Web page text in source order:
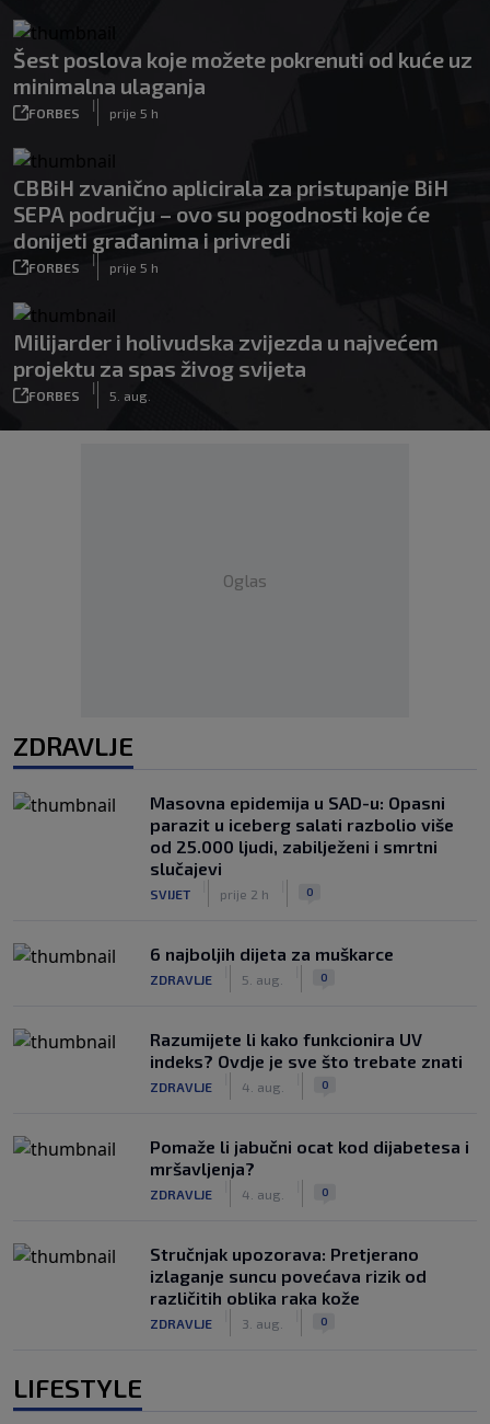
Šest poslova koje možete pokrenuti od kuće uz
minimalna ulaganja
FORBES
|
prije 5 h
CBBiH zvanično aplicirala za pristupanje BiH
SEPA području – ovo su pogodnosti koje će
donijeti građanima i privredi
FORBES
|
prije 5 h
Milijarder i holivudska zvijezda u najvećem
projektu za spas živog svijeta
FORBES
|
5. aug.
Oglas
ZDRAVLJE
Masovna epidemija u SAD-u: Opasni
parazit u iceberg salati razbolio više
od 25.000 ljudi, zabilježeni i smrtni
slučajevi
SVIJET prije 2 h 0
6 najboljih dijeta za muškarce
ZDRAVLJE 5. aug. 0
Razumijete li kako funkcionira UV
indeks? Ovdje je sve što trebate znati
ZDRAVLJE 4. aug. 0
Pomaže li jabučni ocat kod dijabetesa i
mršavljenja?
ZDRAVLJE 4. aug. 0
Stručnjak upozorava: Pretjerano
izlaganje suncu povećava rizik od
različitih oblika raka kože
ZDRAVLJE 3. aug. 0
LIFESTYLE